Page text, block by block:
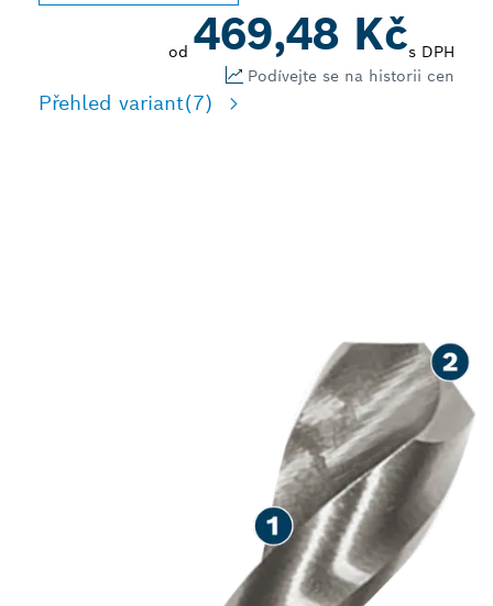
od 469,48 Kčs DPH
Podívejte se na historii cen
Přehled variant(7)